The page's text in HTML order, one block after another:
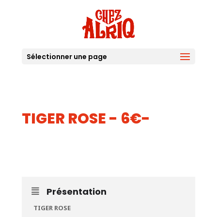
Sélectionner une page
TIGER ROSE - 6€-
Présentation
TIGER ROSE